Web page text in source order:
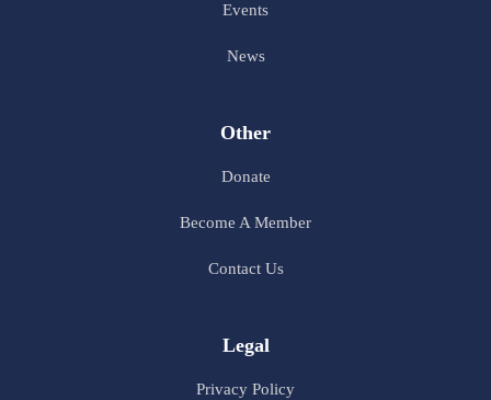
Events
News
Other
Donate
Become A Member
Contact Us
Legal
Privacy Policy